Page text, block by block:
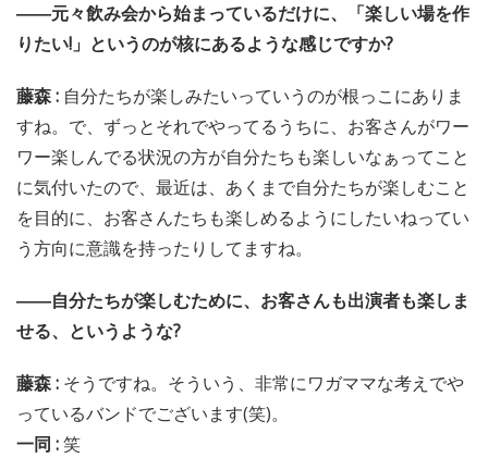
――元々飲み会から始まっているだけに、「楽しい場を作
りたい!」というのが核にあるような感じですか?
藤森 : 自分たちが楽しみたいっていうのが根っこにありま
すね。で、ずっとそれでやってるうちに、お客さんがワー
ワー楽しんでる状況の方が自分たちも楽しいなぁってこと
に気付いたので、最近は、あくまで自分たちが楽しむこと
を目的に、お客さんたちも楽しめるようにしたいねってい
う方向に意識を持ったりしてますね。
――自分たちが楽しむために、お客さんも出演者も楽しま
せる、というような?
藤森 : そうですね。そういう、非常にワガママな考えでや
っているバンドでございます(笑)。
一同 :笑